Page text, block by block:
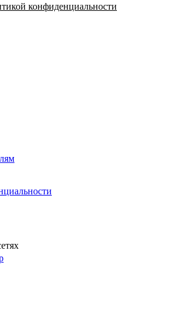
конфиденциальности